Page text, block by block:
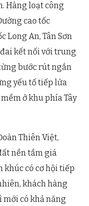
Hàng loạt công
cao tốc
Long An, Tân Sơn
kết nối với trung
bước rút ngắn
yếu tố tiếp lửa
ở khu phía Tây
Thiên Việt,
nền tầm giá
có cơ hội tiếp
khách hàng
mới có khả năng